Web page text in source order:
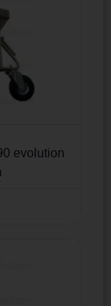
evolution